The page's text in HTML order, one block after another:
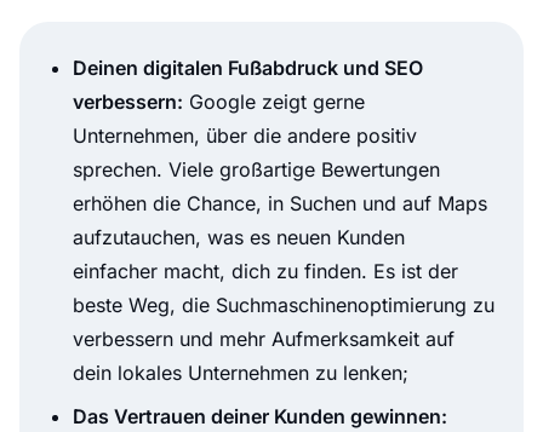
Deinen digitalen Fußabdruck und SEO
verbessern: Google zeigt gerne
Unternehmen, über die andere positiv
sprechen. Viele großartige Bewertungen
erhöhen die Chance, in Suchen und auf Maps
aufzutauchen, was es neuen Kunden
einfacher macht, dich zu finden. Es ist der
beste Weg, die Suchmaschinenoptimierung zu
verbessern und mehr Aufmerksamkeit auf
dein lokales Unternehmen zu lenken;
Das Vertrauen deiner Kunden gewinnen: